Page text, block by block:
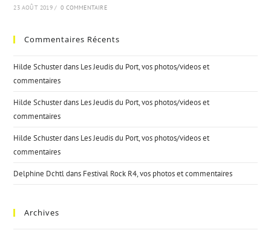
23 AOÛT 2019 / 0 COMMENTAIRE
Commentaires Récents
Hilde Schusterdans Les Jeudis du Port, vos photos/videos et
commentaires
Hilde Schusterdans Les Jeudis du Port, vos photos/videos et
commentaires
Hilde Schusterdans Les Jeudis du Port, vos photos/videos et
commentaires
Delphine Dchtldans Festival Rock R4, vos photos et commentaires
Archives